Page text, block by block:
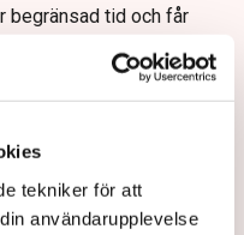
tekniker för att
användarupplevelse
begränsad tid och får
är inte tillåtna på
säger Maria
och service i